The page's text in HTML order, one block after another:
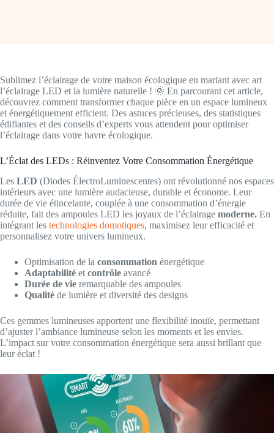
Sublimez l’éclairage de votre maison écologique en mariant avec art
l’éclairage LED et la lumière naturelle ! 🌞 En parcourant cet article,
découvrez comment transformer chaque pièce en un espace lumineux
et énergétiquement efficient. Des astuces précieuses, des statistiques
édifiantes et des conseils d’experts vous attendent pour optimiser
l’éclairage dans votre havre écologique.
L’Éclat des LEDs : Réinventez Votre Consommation Énergétique
Les LED (Diodes ÉlectroLuminescentes) ont révolutionné nos espaces
intérieurs avec une lumière audacieuse, durable et économe. Leur
durée de vie étincelante, couplée à une consommation d’énergie
réduite, fait des ampoules LED les joyaux de l’éclairage moderne. En
intégrant les technologies domotiques, maximisez leur efficacité et
personnalisez votre univers lumineux.
Optimisation de la consommation énergétique
Adaptabilité et contrôle avancé
Durée de vie remarquable des ampoules
Qualité de lumière et diversité des designs
Ces gemmes lumineuses apportent une flexibilité inouïe, permettant
d’ajuster l’ambiance lumineuse selon les moments et les envies.
L’impact sur votre consommation énergétique sera aussi brillant que
leur éclat !